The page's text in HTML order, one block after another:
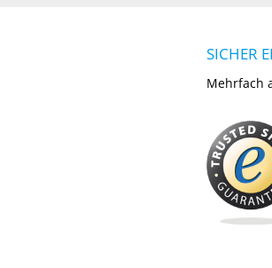
SICHER
Mehrfach